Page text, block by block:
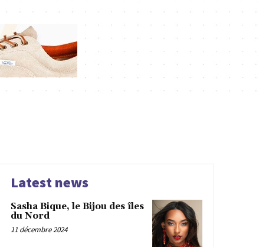
Latest news
Sasha Bique, le Bijou des îles
du Nord
11 décembre 2024